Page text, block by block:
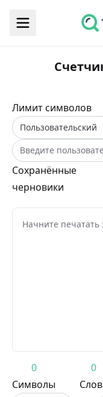
Лимит символов
Сохранённые
черновики
Символы
0
0